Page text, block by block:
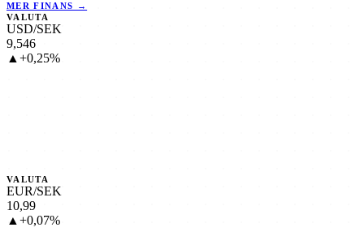
MER FINANS →
VALUTA
USD/SEK
9,546
▲+0,25%
VALUTA
EUR/SEK
10,99
▲+0,07%